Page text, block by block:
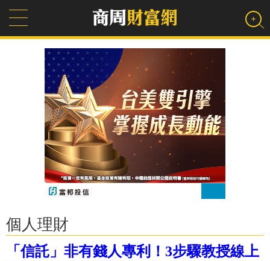
個人理財
「信託」非有錢人專利！3步驟教授線上